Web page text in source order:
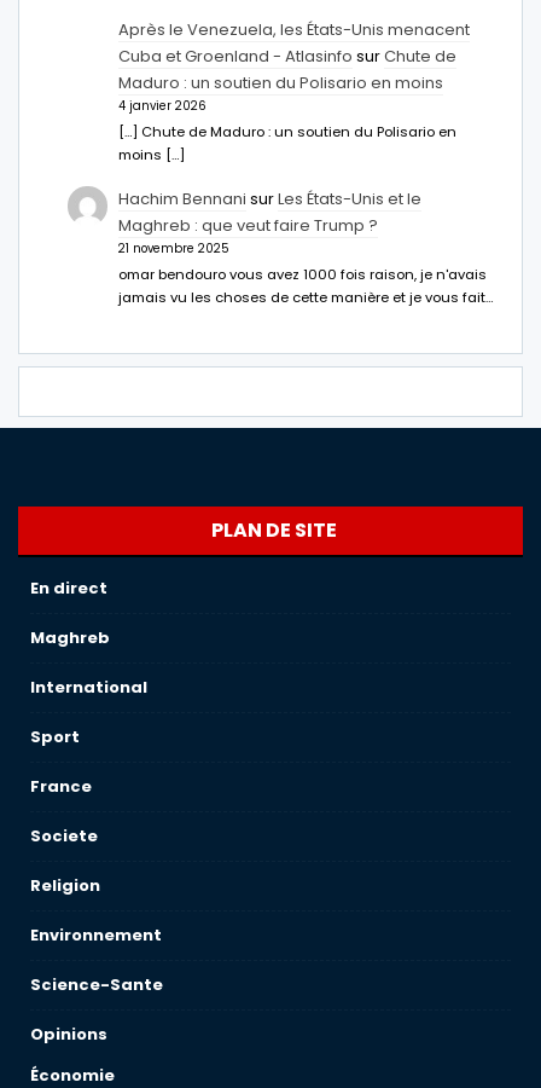
Après le Venezuela, les États-Unis menacent
Cuba et Groenland - Atlasinfo surChute de
Maduro : un soutien du Polisario en moins
4 janvier 2026
[…] Chute de Maduro : un soutien du Polisario en
moins […]
Hachim Bennani surLes États-Unis et le
Maghreb : que veut faire Trump ?
21 novembre 2025
omar bendouro vous avez 1000 fois raison, je n'avais
jamais vu les choses de cette manière et je vous fait…
PLAN DE SITE
En direct
Maghreb
International
Sport
France
Societe
Religion
Environnement
Science-Sante
Opinions
Économie